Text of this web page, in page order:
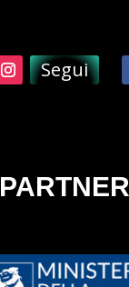
Segui
PARTNER